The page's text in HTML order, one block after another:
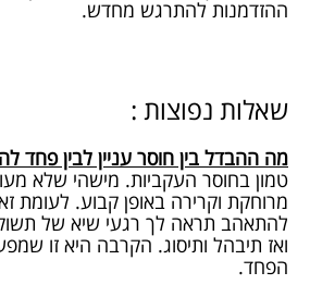
ההזדמנות להתרגש מחדש.
שאלות נפוצות :
מה ההבדל בין חוסר עניין לבין פחד
טמון בחוסר העקביות. מישהי שלא
מרוחקת וקרירה באופן קבוע. לעומת
להתאהב תראה לך רגעי שיא של
ואז תיבהל ותיסוג. הקרבה היא זו
הפחד.